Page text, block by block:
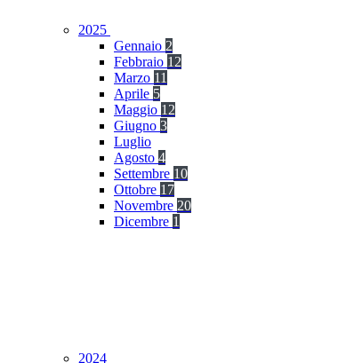
2025
Gennaio 2
Febbraio 12
Marzo 11
Aprile 5
Maggio 12
Giugno 3
Luglio
Agosto 4
Settembre 10
Ottobre 17
Novembre 20
Dicembre 1
2024